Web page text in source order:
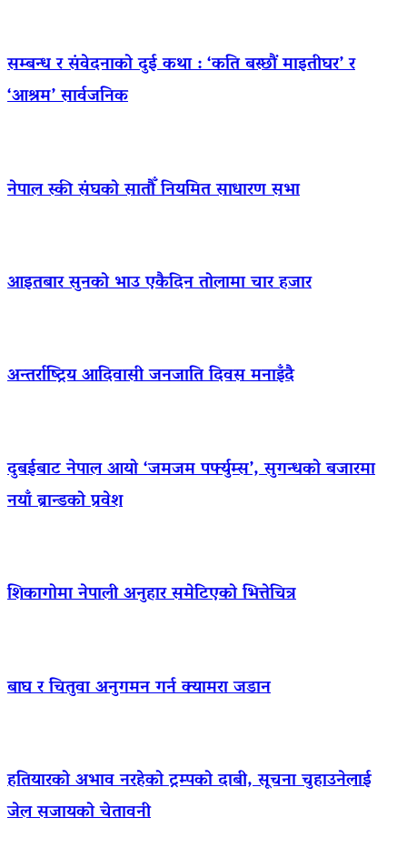
सम्बन्ध र संवेदनाको दुई कथा : ‘कति बस्छौं माइतीघर’ र
‘आश्रम’ सार्वजनिक
नेपाल स्की संघको सातौँ नियमित साधारण सभा
आइतबार सुनको भाउ एकैदिन तोलामा चार हजार
अन्तर्राष्ट्रिय आदिवासी जनजाति दिवस मनाइँदै
दुबईबाट नेपाल आयो ‘जमजम पर्फ्युम्स’, सुगन्धको बजारमा
नयाँ ब्रान्डको प्रवेश
शिकागोमा नेपाली अनुहार समेटिएको भित्तेचित्र
बाघ र चितुवा अनुगमन गर्न क्यामरा जडान
हतियारको अभाव नरहेको ट्रम्पको दाबी, सूचना चुहाउनेलाई
जेल सजायको चेतावनी